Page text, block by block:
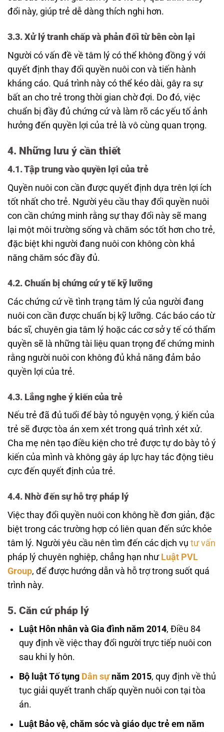
đổi này, giúp trẻ dễ dàng thích nghi hơn.
3.3. Xử lý tranh chấp và phản đối từ bên còn lại
Người có vấn đề về tâm lý có thể không đồng ý với
quyết định thay đổi quyền nuôi con và tiến hành
kháng cáo. Quá trình này có thể kéo dài, gây ra sự
bất an cho trẻ trong thời gian chờ đợi. Do đó, việc
chuẩn bị đầy đủ chứng cứ và làm rõ các yếu tố ảnh
hưởng đến quyền lợi của trẻ là vô cùng quan trọng.
4. Những lưu ý cần thiết
4.1.Tập trung vào quyền lợi của trẻ
Quyền nuôi con cần được quyết định dựa trên lợi ích
tốt nhất cho trẻ. Người yêu cầu thay đổi quyền nuôi
con cần chứng minh rằng sự thay đổi này sẽ mang
lại một môi trường sống và chăm sóc tốt hơn cho trẻ,
đặc biệt khi người đang nuôi con không còn khả
năng chăm sóc đầy đủ.
4.2. Chuẩn bị chứng cứ y tế kỹ lưỡng
Các chứng cứ về tình trạng tâm lý của người đang
nuôi con cần được chuẩn bị kỹ lưỡng. Các báo cáo từ
bác sĩ, chuyên gia tâm lý hoặc các cơ sở y tế có thẩm
quyền sẽ là những tài liệu quan trọng để chứng minh
rằng người nuôi con không đủ khả năng đảm bảo
quyền lợi của trẻ.
4.3. Lắng nghe ý kiến của trẻ
Nếu trẻ đã đủ tuổi để bày tỏ nguyện vọng, ý kiến của
trẻ sẽ được tòa án xem xét trong quá trình xét xử.
Cha mẹ nên tạo điều kiện cho trẻ được tự do bày tỏ ý
kiến của mình và không gây áp lực hay tác động tiêu
cực đến quyết định của trẻ.
4.4. Nhờ đến sự hỗ trợ pháp lý
Việc thay đổi quyền nuôi con không hề đơn giản, đặc
biệt trong các trường hợp có liên quan đến sức khỏe
tâm lý. Người yêu cầu nên tìm đến các dịch vụ tư vấn
pháp lý chuyên nghiệp, chẳng hạn như Luật PVL
Group, để được hướng dẫn và hỗ trợ trong suốt quá
trình này.
5. Căn cứ pháp lý
Luật Hôn nhân và Gia đình năm 2014, Điều 84
quy định về việc thay đổi người trực tiếp nuôi con
sau khi ly hôn.
Bộ luật Tố tụng Dân sựnăm 2015, quy định về thủ
tục giải quyết tranh chấp quyền nuôi con tại tòa
án.
Luật Bảo vệ, chăm sóc và giáo dục trẻ em năm